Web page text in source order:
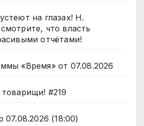
на глазах! Н.
что власть
отчётами!
«Время» от 07.08.2026
#219
(18:00)